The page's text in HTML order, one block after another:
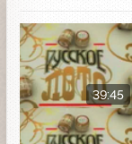
39:45